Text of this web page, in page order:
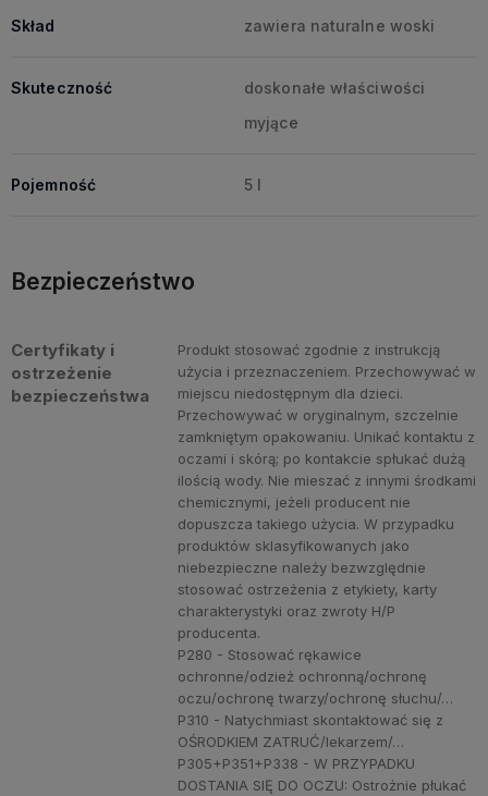
Skład zawiera naturalne woski
Skuteczność
doskonałe właściwości
myjące
Pojemność 5 l
Bezpieczeństwo
Certyfikaty i
ostrzeżenie
bezpieczeństwa
Produkt stosować zgodnie z instrukcją
użycia i przeznaczeniem. Przechowywać w
miejscu niedostępnym dla dzieci.
Przechowywać w oryginalnym, szczelnie
zamkniętym opakowaniu. Unikać kontaktu z
oczami i skórą; po kontakcie spłukać dużą
ilością wody. Nie mieszać z innymi środkami
chemicznymi, jeżeli producent nie
dopuszcza takiego użycia. W przypadku
produktów sklasyfikowanych jako
niebezpieczne należy bezwzględnie
stosować ostrzeżenia z etykiety, karty
charakterystyki oraz zwroty H/P
producenta.
P280 - Stosować rękawice
ochronne/odzież ochronną/ochronę
oczu/ochronę twarzy/ochronę słuchu/…
P310 - Natychmiast skontaktować się z
OŚRODKIEM ZATRUĆ/lekarzem/…
P305+P351+P338 - W PRZYPADKU
DOSTANIA SIĘ DO OCZU: Ostrożnie płukać